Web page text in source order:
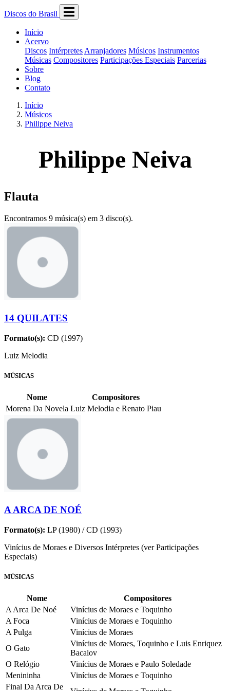
Discos do Brasil
Início
Acervo
Discos Intérpretes Arranjadores Músicos Instrumentos
Músicas Compositores Participações Especiais Parcerias
Sobre
Blog
Contato
Início
Músicos
Philippe Neiva
Philippe Neiva
Flauta
Encontramos 9 música(s) em 3 disco(s).
14 QUILATES
Formato(s): CD (1997)
Luiz Melodia
MÚSICAS
Nome
Compositores
Morena Da Novela Luiz Melodia e Renato Piau
A ARCA DE NOÉ
Formato(s): LP (1980) / CD (1993)
Vinícius de Moraes e Diversos Intérpretes (ver Participações
Especiais)
MÚSICAS
Nome
Compositores
A Arca De Noé
Vinícius de Moraes e Toquinho
A Foca
Vinícius de Moraes e Toquinho
A Pulga
Vinícius de Moraes
O Gato
Vinícius de Moraes, Toquinho e Luis Enriquez
Bacalov
O Relógio
Vinícius de Moraes e Paulo Soledade
Menininha
Vinícius de Moraes e Toquinho
Final Da Arca De